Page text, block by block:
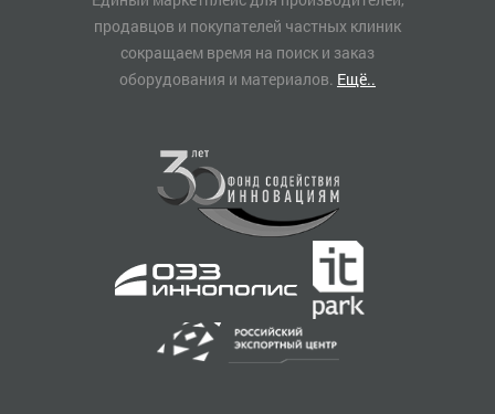
продавцов и покупателей частных клиник
сокращаем время на поиск и заказ
оборудования и материалов. Ещё..